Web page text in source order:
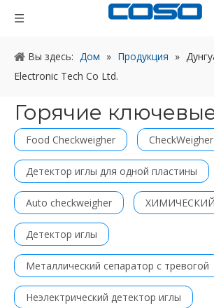
Вы здесь: Дом » Продукция »
Electronic Tech Co Ltd.
Горячие
Food Checkweigher
Детектор иглы для одной пластины
Auto checkweigher
Детектор иглы
Металлический сепаратор с тревогой
Неэлектрический детектор иглы